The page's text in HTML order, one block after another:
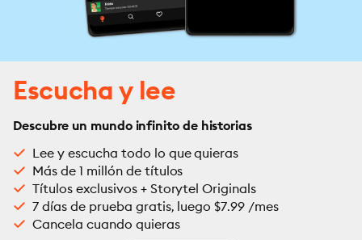
Escucha y lee
Descubre un mundo infinito de historias
Lee y escucha todo lo que quieras
Más de 1 millón de títulos
Títulos exclusivos + Storytel Originals
7 días de prueba gratis, luego $7.99 /mes
Cancela cuando quieras